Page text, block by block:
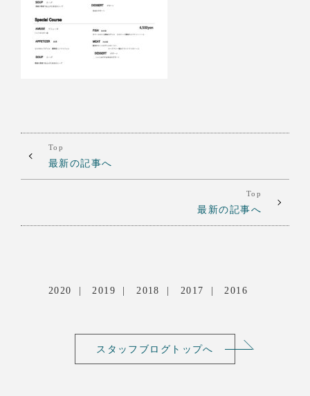
Top
最新の記事へ
Top
最新の記事へ
2020 2019 2018 2017 2016
スタッフブログトップへ